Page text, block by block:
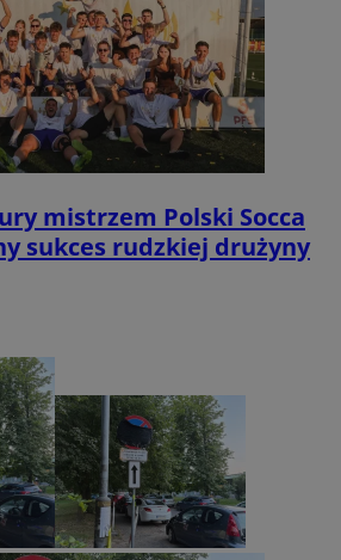
mistrzem Polski Socca
sukces rudzkiej drużyny